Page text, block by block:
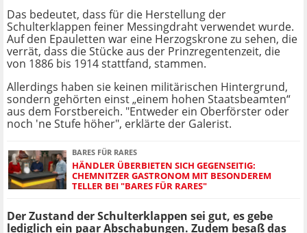
Das bedeutet, dass für die Herstellung der
Schulterklappen feiner Messingdraht verwendet wurde.
Auf den Epauletten war eine Herzogskrone zu sehen, die
verrät, dass die Stücke aus der Prinzregentenzeit, die
von 1886 bis 1914 stattfand, stammen.
Allerdings haben sie keinen militärischen Hintergrund,
sondern gehörten einst „einem hohen Staatsbeamten“
aus dem Forstbereich. "Entweder ein Oberförster oder
noch 'ne Stufe höher", erklärte der Galerist.
BARES FÜR RARES
HÄNDLER ÜBERBIETEN SICH GEGENSEITIG:
CHEMNITZER GASTRONOM MIT BESONDEREM
TELLER BEI "BARES FÜR RARES"
Der Zustand der Schulterklappen sei gut, es gebe
lediglich ein paar Abschabungen. Zudem besaß das